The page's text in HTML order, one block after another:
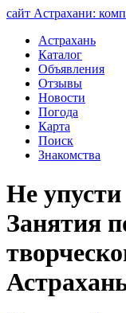
сайт Астрахани:
Астрахань
Каталог
Объявления
Отзывы
Новости
Погода
Карта
Поиск
Знакомства
Не
Занятия